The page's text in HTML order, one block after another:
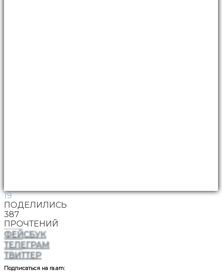
19
ПОДЕЛИЛИСЬ
387
ПРОЧТЕНИЙ
ФЕЙСБУК
ТЕЛЕГРАМ
ТВИТТЕР
Подписаться на ra.am: